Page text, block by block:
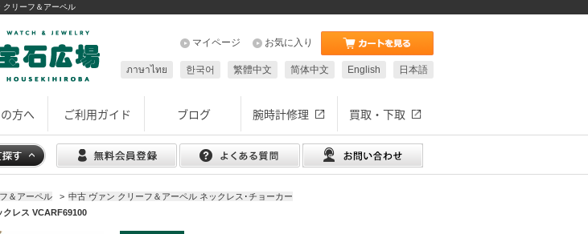
リーフ＆アーペル
お気に入り
マイページ
日本語
English
简体中文
繁體中文
한국어
ภาษาไทย
方へ ご利用ガイド ブログ 腕時計修理 買取・下取
＆アーペル > 中古 ヴァン クリーフ＆アーペル ネックレス･チョーカー
クレス VCARF69100